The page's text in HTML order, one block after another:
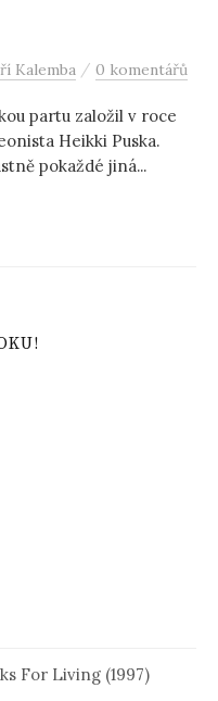
Kalemba / 0 komentářů
partu založil v roce
Heikki Puska.
pokaždé jiná...
For Living (1997)